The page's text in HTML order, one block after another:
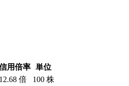
用倍率 単位
12.68 倍 100 株